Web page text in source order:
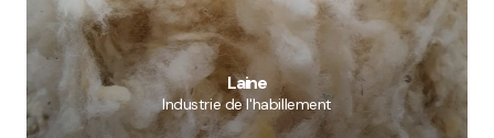
Laine
Industrie de l'habillement